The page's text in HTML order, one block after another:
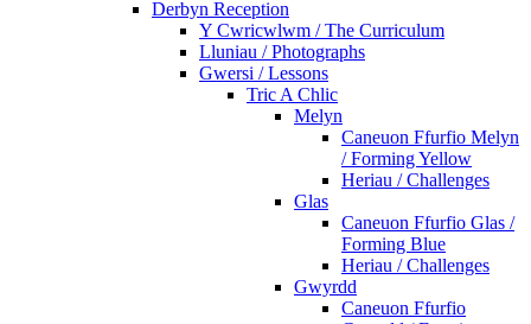
Derbyn Reception
Y Cwricwlwm / The Curriculum
Lluniau / Photographs
Gwersi / Lessons
Tric A Chlic
Melyn
Caneuon Ffurfio Melyn
/ Forming Yellow
Heriau / Challenges
Glas
Caneuon Ffurfio Glas /
Forming Blue
Heriau / Challenges
Gwyrdd
Caneuon Ffurfio